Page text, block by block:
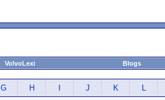
VolvoLexi Blogs
G H J K L